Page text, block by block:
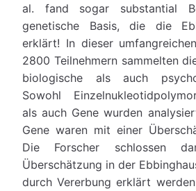
al. fand sogar substantial
genetische Basis, die die
erklärt! In dieser
2800 Teilnehmern sammelten
biologische als auch
Sowohl
als auch Gene wurden
Gene waren mit einer
Die Forscher schlossen
Überschätzung in der
durch Vererbung erklärt